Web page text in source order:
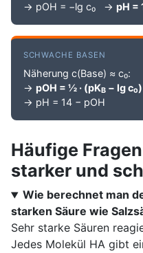
→ pOH = −lg c₀ → pH =
SCHWACHE BASEN
Näherung c(Base) ≈ c₀:
→ pOH = ½ · (pKB− lg c₀)
→ pH = 14 − pOH
Häufige
starker und
Wie berechnet man
starken Säure wie
Sehr starke Säuren
Jedes Molekül HA gibt